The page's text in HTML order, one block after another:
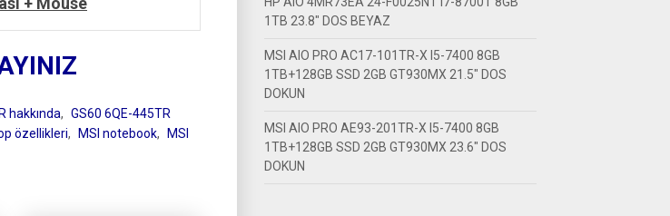
hakkında, GS60 6QE-445TR
özellikleri, MSI notebook,
MSI
1TB 23.8″ DOS BEYAZ
MSI AIO PRO AC17-101TR-X I5-7400 8GB
1TB+128GB SSD 2GB GT930MX 21.5″ DOS
DOKUN
MSI AIO PRO AE93-201TR-X I5-7400 8GB
1TB+128GB SSD 2GB GT930MX 23.6″ DOS
DOKUN